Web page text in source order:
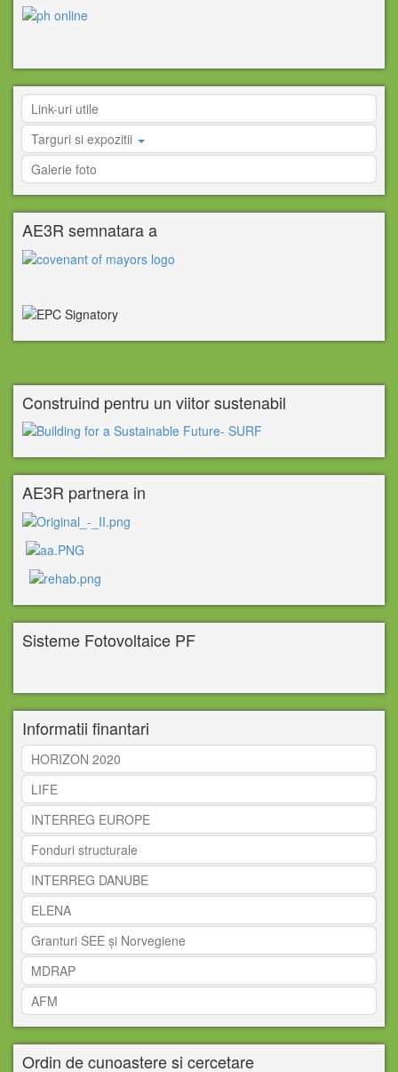
Link-uri utile
Targuri si expozitii
Galerie foto
AE3R semnatara a
Construind pentru un viitor sustenabil
AE3R partnera in
Sisteme Fotovoltaice PF
Informatii finantari
HORIZON 2020
LIFE
INTERREG EUROPE
Fonduri structurale
INTERREG DANUBE
ELENA
Granturi SEE și Norvegiene
MDRAP
AFM
Ordin de cunoastere si cercetare